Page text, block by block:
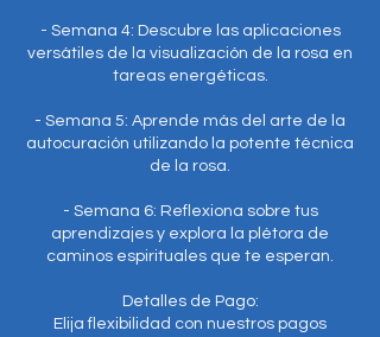
- Semana 4: Descubre las aplicaciones
versátiles de la visualización de la rosa en
tareas energéticas.
- Semana 5: Aprende más del arte de la
autocuración utilizando la potente técnica
de la rosa.
- Semana 6: Reflexiona sobre tus
aprendizajes y explora la plétora de
caminos espirituales que te esperan.
Detalles de Pago:
Elija flexibilidad con nuestros pagos